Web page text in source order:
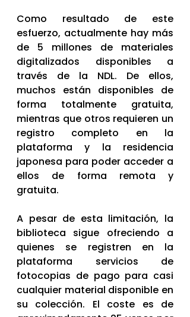
Como resultado de este
esfuerzo, actualmente hay más
de 5 millones de materiales
digitalizados disponibles a
través de la NDL. De ellos,
muchos están disponibles de
forma totalmente gratuita,
mientras que otros requieren un
registro completo en la
plataforma y la residencia
japonesa para poder acceder a
ellos de forma remota y
gratuita.
A pesar de esta limitación, la
biblioteca sigue ofreciendo a
quienes se registren en la
plataforma servicios de
fotocopias de pago para casi
cualquier material disponible en
su colección. El coste es de